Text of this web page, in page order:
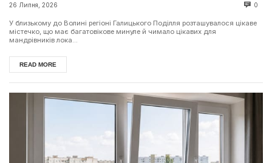
26 Липня, 2026 0
У близькому до Волині регіоні Галицького Поділля розташувалося цікаве
містечко, що має багатовікове минуле й чимало цікавих для
мандрівників лока...
READ MORE